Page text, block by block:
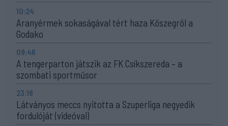
10:24
Aranyérmek sokaságával tért haza Kőszegről a
Godako
09:46
A tengerparton játszik az FK Csíkszereda – a
szombati sportműsor
23:18
Látványos meccs nyitotta a Szuperliga negyedik
fordulóját (videóval)